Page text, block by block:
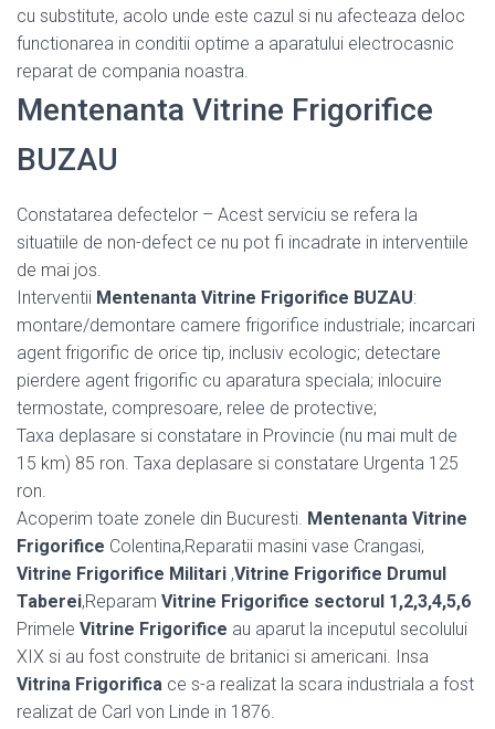
cu substitute, acolo unde este cazul si nu afecteaza deloc
functionarea in conditii optime a aparatului electrocasnic
reparat de compania noastra.
Mentenanta Vitrine Frigorifice
BUZAU
Constatarea defectelor – Acest serviciu se refera la
situatiile de non-defect ce nu pot fi incadrate in interventiile
de mai jos.
Interventii Mentenanta Vitrine Frigorifice BUZAU:
montare/demontare camere frigorifice industriale; incarcari
agent frigorific de orice tip, inclusiv ecologic; detectare
pierdere agent frigorific cu aparatura speciala; inlocuire
termostate, compresoare, relee de protective;
Taxa deplasare si constatare in Provincie (nu mai mult de
15 km) 85 ron. Taxa deplasare si constatare Urgenta 125
ron.
Acoperim toate zonele din Bucuresti. Mentenanta Vitrine
Frigorifice Colentina,Reparatii masini vase Crangasi,
Vitrine Frigorifice Militari ,Vitrine Frigorifice Drumul
Taberei,Reparam Vitrine Frigorifice sectorul 1,2,3,4,5,6
Primele Vitrine Frigorifice au aparut la inceputul secolului
XIX si au fost construite de britanici si americani. Insa
Vitrina Frigorifica ce s-a realizat la scara industriala a fost
realizat de Carl von Linde in 1876.